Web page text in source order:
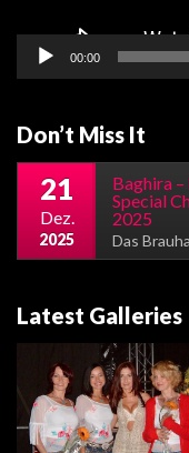
00:00
Don’t Miss It
21
Dez.
2025
Baghira
Special
2025
Das
Latest Galleries